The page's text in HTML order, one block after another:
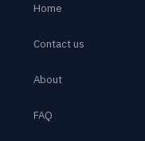
Home
Contact us
About
FAQ